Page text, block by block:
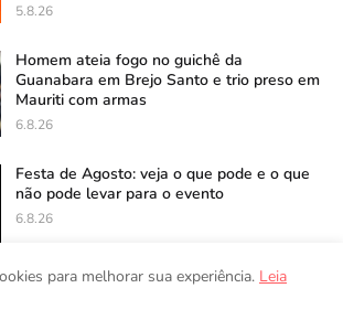
5.8.26
Homem ateia fogo no guichê da
Guanabara em Brejo Santo e trio preso em
Mauriti com armas
6.8.26
Festa de Agosto: veja o que pode e o que
não pode levar para o evento
6.8.26
para melhorar sua experiência. Leia